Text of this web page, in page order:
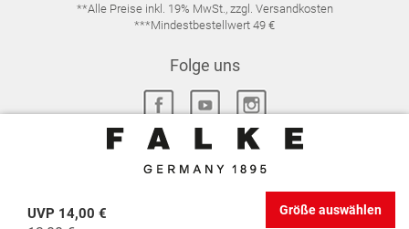
UVP 14,00 € Größe auswählen
**Alle Preise inkl. 19% MwSt., zzgl. Versandkosten
***Mindestbestellwert 49 €
Folge uns
DATENSCHUTZ-EINSTELLUNGEN
WIDERRUFSRECHT